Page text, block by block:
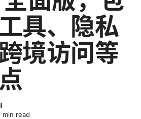
具、隐私
境访问等
min read